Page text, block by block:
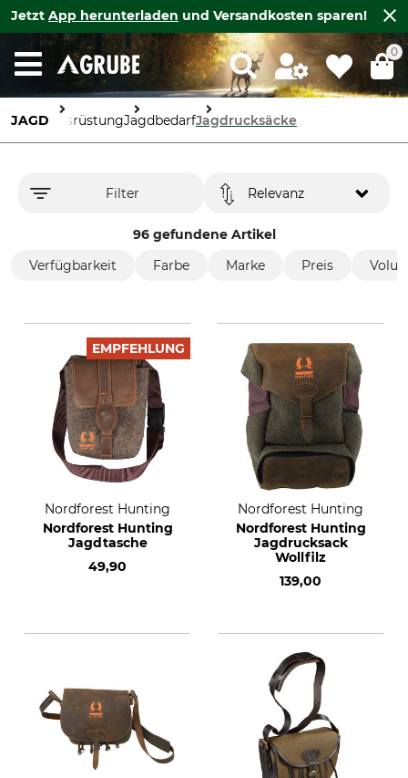
Jetzt App herunterladen und Versandkosten sparen!
0
JAGD AusrüstungJagdbedarfJagdrucksäcke
Filter
96 gefundene Artikel
Relevanz
Verfügbarkeit Farbe Marke Preis
EMPFEHLUNG
Nordforest Hunting
Nordforest Hunting
Jagdtasche
49,90
Nordforest Hunting
Nordforest Hunting
Jagdrucksack
Wollfilz
139,00